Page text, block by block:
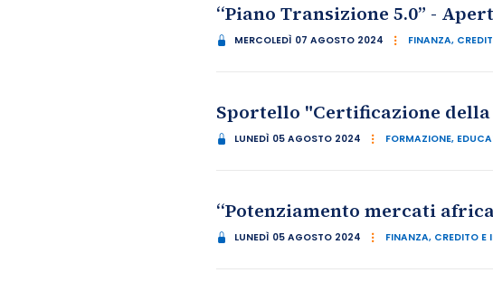
“Piano Transizione 5.0” -
MERCOLEDÌ 07 AGOSTO 2024 FINANZA,
Sportello "Certificazione
LUNEDÌ 05 AGOSTO 2024 FORMAZIONE,
“Potenziamento mercati
LUNEDÌ 05 AGOSTO 2024 FINANZA, CREDITO E